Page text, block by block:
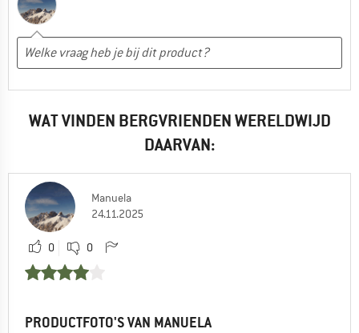
WAT VINDEN BERGVRIENDEN WERELDWIJD
DAARVAN:
Manuela
24.11.2025
0 0
PRODUCTFOTO'S VAN MANUELA